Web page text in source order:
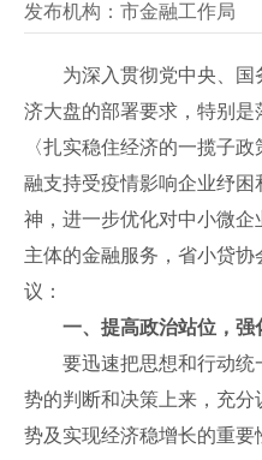
发布机构： 市金融工作局
为深入贯彻党中央、
济大盘的部署要求，特别
〈扎实稳住经济的一揽子
融支持受疫情影响企业纾
神，进一步优化对中小微企
主体的金融服务，省小贷
议：
一、提高政治站位，强
要迅速把思想和行动统
势的判断和决策上来，充
势及实现经济稳增长的重要